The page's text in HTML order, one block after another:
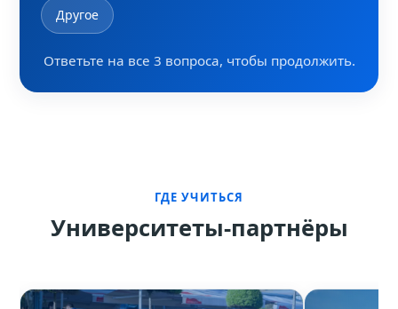
Другое
Ответьте на все 3 вопроса, чтобы продолжить.
ГДЕ УЧИТЬСЯ
Университеты-партнёры